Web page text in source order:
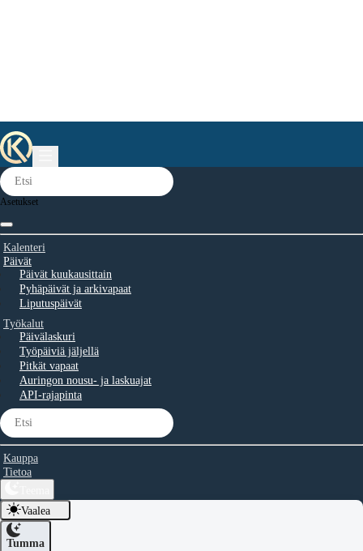
Asetukset
Kalenteri
Päivät
Päivät kuukausittain
Pyhäpäivät ja arkivapaat
Liputuspäivät
Työkalut
Päivälaskuri
Työpäiviä jäljellä
Pitkät vapaat
Auringon nousu- ja laskuajat
API-rajapinta
Kauppa
Tietoa
Vaalea
Tumma